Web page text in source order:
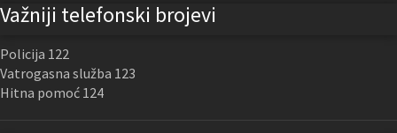
Važniji telefonski brojevi
Policija 122
Vatrogasna služba 123
Hitna pomoć 124